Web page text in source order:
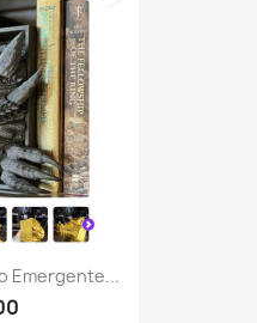
Emergente...